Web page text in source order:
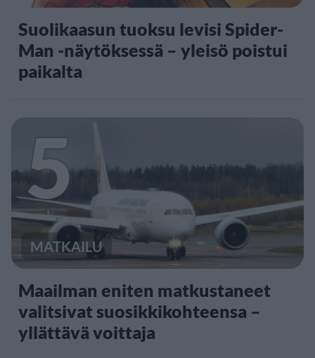
Suolikaasun tuoksu levisi Spider-
Man -näytöksessä – yleisö poistui
paikalta
5
MATKAILU
Maailman eniten matkustaneet
valitsivat suosikkikohteensa –
yllättävä voittaja